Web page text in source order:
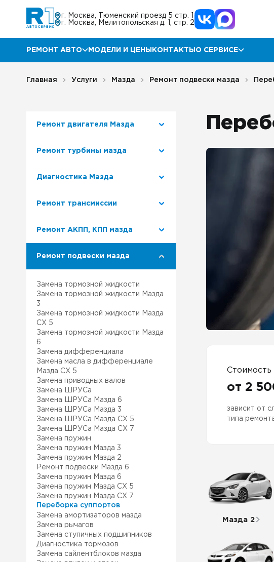
г. Москва, Тюменский проезд 5 стр. 1
г. Москва, Мелитопольская д. 1, стр. 2
РЕМОНТ АВТО
Ремонт Мазда
Ремонт Хендай
Ремонт Сузуки
МОДЕЛИ И ЦЕНЫ КОНТАКТЫ О СЕРВИСЕ
Программа
Отзывы
Ремонт мазда
Наша команда
Главная Услуги Мазда Ремонт подвески мазда
Ремонт двигателя Мазда
Ремонт турбины мазда
Диагностика Мазда
Ремонт трансмиссии
Ремонт АКПП, КПП мазда
Ремонт подвески мазда
Замена тормозной жидкости
Замена тормозной жидкости Мазда
3
Замена тормозной жидкости Мазда
СХ 5
Замена тормозной жидкости Мазда
6
Замена дифференциала
Замена масла в дифференциале
Мазда СХ 5
Замена приводных валов
Замена ШРУСа
Замена ШРУСа Мазда 6
Замена ШРУСа Мазда 3
Замена ШРУСа Мазда СХ 5
Замена ШРУСа Мазда СХ 7
Замена пружин
Замена пружин Мазда 3
Замена пружин Мазда 2
Ремонт подвески Мазда 6
Замена пружин Мазда 6
Замена пружин Мазда СХ 5
Замена пружин Мазда СХ 7
Переборка суппортов
Замена амортизаторов мазда
Замена рычагов
Замена ступичных подшипников
Диагностика тормозов
Замена сайлентблоков мазда
Стоимость
от 2
зависит от
типа
Мазда 2